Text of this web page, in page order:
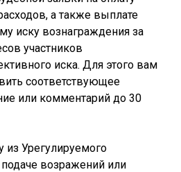
а также выплате
иску вознаграждения за
участников
иска. Для этого вам
соответствующее
или комментарий до 30
из Урегулируемого
возражений или